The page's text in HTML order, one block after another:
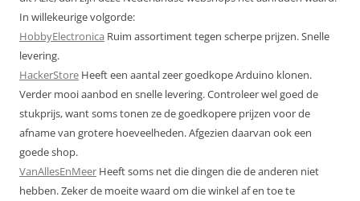
In willekeurige volgorde:
HobbyElectronica Ruim assortiment tegen scherpe prijzen. Snelle
levering.
HackerStore Heeft een aantal zeer goedkope Arduino klonen.
Verder mooi aanbod en snelle levering. Controleer wel goed de
stukprijs, want soms tonen ze de goedkopere prijzen voor de
afname van grotere hoeveelheden. Afgezien daarvan ook een
goede shop.
VanAllesEnMeer Heeft soms net die dingen die de anderen niet
hebben. Zeker de moeite waard om die winkel af en toe te